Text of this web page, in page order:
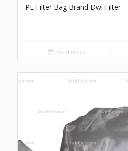
PE Filter Bag Brand Dwi Filter
Read more